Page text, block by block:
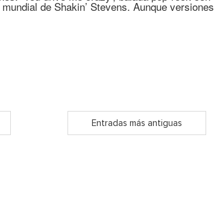
de Shakin’ Stevens. Aunque versiones
Entradas más antiguas